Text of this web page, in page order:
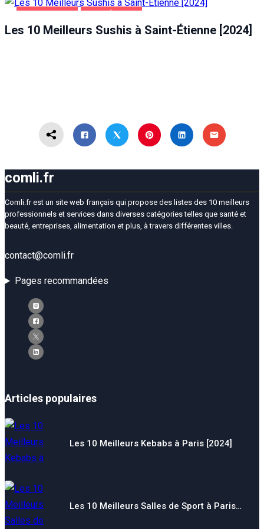
Les 10 Meilleurs Sushis à Saint-Étienne [2024]
comli.fr
Comli.fr est un site web français qui propose des listes des 10 meilleurs
professionnels et services dans diverses catégories telles que santé et
beauté, entreprises, alimentation et plus, à travers différentes villes.
contact@comli.fr
Pages recommandées
Articles populaires
Les 10 Meilleurs Kebabs à Paris [2024]
Les 10 Meilleurs Salles de Sport à Paris…